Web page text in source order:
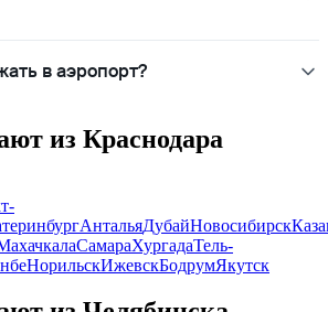
в аэропорт?
из Краснодара
АнтальяДубайНовосибирск
СамараХургадаТель-
НорильскИжевскБодрумЯкутск